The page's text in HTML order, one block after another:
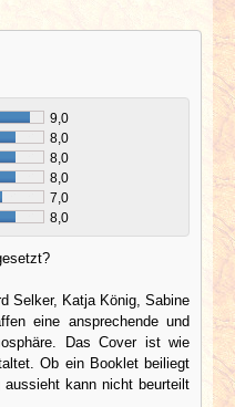
9,0
8,0
8,0
8,0
7,0
8,0
Selker, Katja König, Sabine
eine ansprechende und
Das Cover ist wie
Ob ein Booklet beiliegt
kann nicht beurteilt